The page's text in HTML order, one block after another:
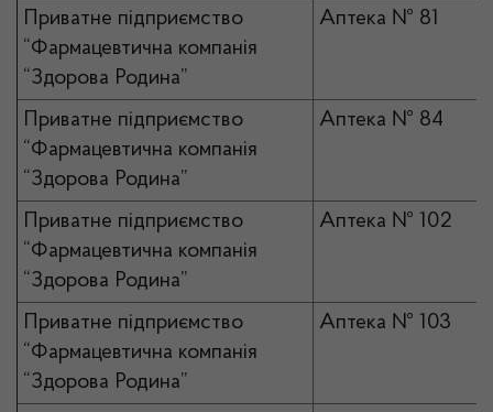
Приватне підприємство
“Фармацевтична компанія
“Здорова Родина”
Аптека № 81
Приватне підприємство
“Фармацевтична компанія
“Здорова Родина”
Аптека № 84
Приватне підприємство
“Фармацевтична компанія
“Здорова Родина”
Аптека № 102
Приватне підприємство
“Фармацевтична компанія
“Здорова Родина”
Аптека № 103